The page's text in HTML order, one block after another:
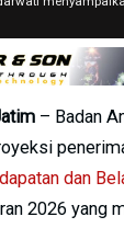
– Badan
dan
2026 yang